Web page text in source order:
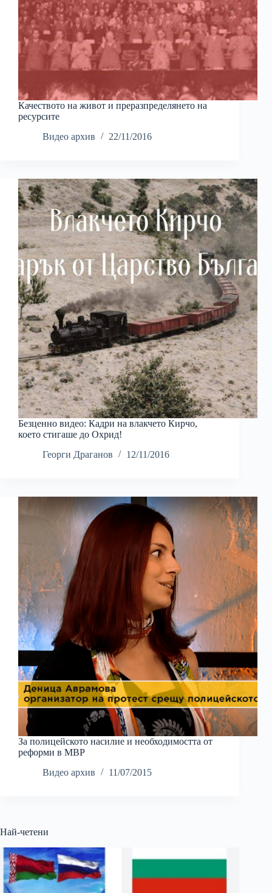
Качеството на живот и преразпределянето на
ресурсите
Видео архив
22/11/2016
Безценно видео: Кадри на влакчето Кирчо,
което стигаше до Охрид!
Георги Драганов
12/11/2016
За полицейското насилие и необходимостта от
реформи в МВР
Видео архив
11/07/2015
Най-четени